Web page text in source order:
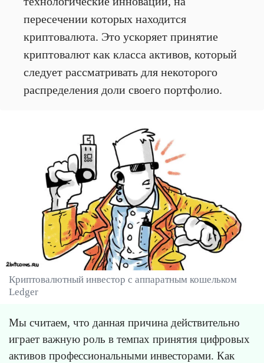
пересечении которых находится
криптовалюта. Это ускоряет принятие
криптовалют как класса активов, который
следует рассматривать для некоторого
распределения доли своего портфолио.
Криптовалютный инвестор с аппаратным кошельком
Ledger
Мы считаем, что данная причина действительно
играет важную роль в темпах принятия цифровых
активов профессиональными инвесторами. Как